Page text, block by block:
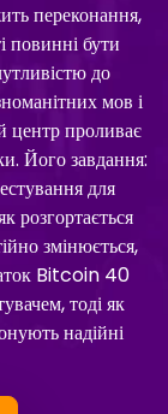
переконання,
повинні бути
до
мов і
центр проливає
Його завдання:
для
розгортається
змінюється,
Bitcoin 40
тоді як
надійні